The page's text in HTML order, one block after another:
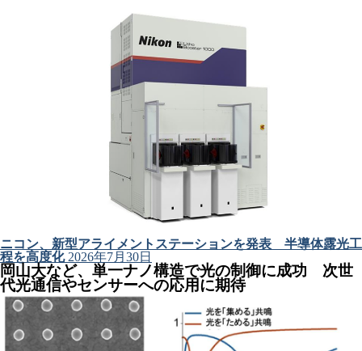
ニコン、新型アライメントステーションを発表 半導体露光工
程を高度化 2026年7月30日
岡山大など、単一ナノ構造で光の制御に成功 次世
代光通信やセンサーへの応用に期待